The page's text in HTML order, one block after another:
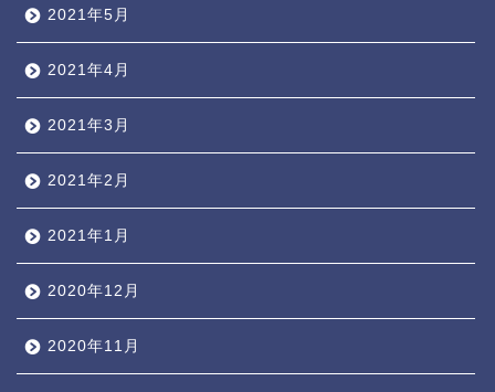
2021年5月
2021年4月
2021年3月
2021年2月
2021年1月
2020年12月
2020年11月